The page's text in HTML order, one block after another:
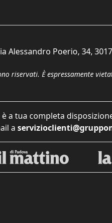
Poerio, 34,
riservati. È espressamente
a tua completa
a